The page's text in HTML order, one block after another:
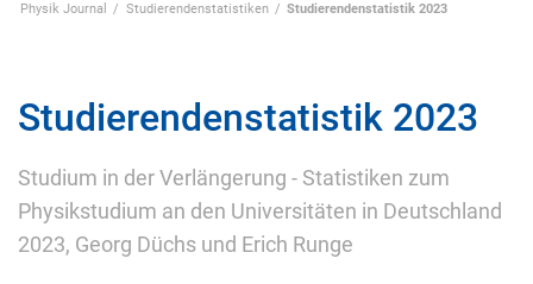
Physik Journal
Studierendenstatistiken Studierendenstatistik 2023
Studierendenstatistik 2023
Studium in der Verlängerung - Statistiken zum
Physikstudium an den Universitäten in Deutschland
2023, Georg Düchs und Erich Runge